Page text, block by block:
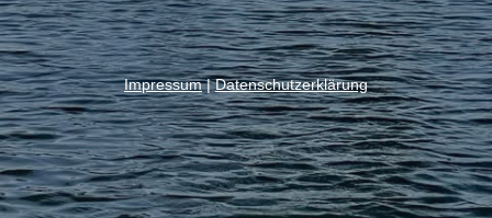
Impressum|Datenschutzerklärung